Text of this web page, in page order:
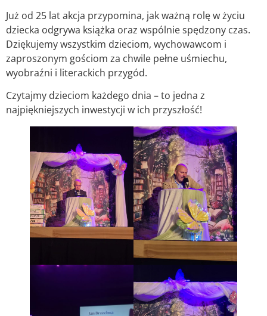
Już od 25 lat akcja przypomina, jak ważną rolę w życiu
dziecka odgrywa książka oraz wspólnie spędzony czas.
Dziękujemy wszystkim dzieciom, wychowawcom i
zaproszonym gościom za chwile pełne uśmiechu,
wyobraźni i literackich przygód.
Czytajmy dzieciom każdego dnia – to jedna z
najpiękniejszych inwestycji w ich przyszłość!